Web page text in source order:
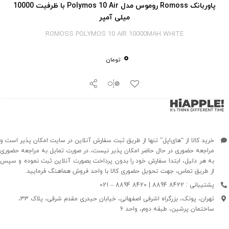
پاوربانک Romoss روموس مدل Polymos 10 Air با ظرفیت 10000
میلی آمپر
ROMOSS POLYMOS 10 AIR 10000MAH WHITE
0 تومان
خرید کالا از “های‌اپل” تنها از طریق ثبت سفارش آنلاین در سایت امکان پذیر است و
مراجعه حضوری در حال حاضر امکان پذیر نیست، در صورت تمایل به مراجعه حضوری
به هر دلیل، ابتدا سفارش خود را بدون پرداخت بصورت آنلاین ثبت نموده و سپس
از طریق تماس، جهت تحویل حضوری کالا با واحد فروش هماهنگ فرمایید.
پشتیبانی : 8422 8894 | 8420 8894 – 021
تهران، پونک، بزرگراه اشرفی اصفهانی، خیابان حیدری مقدم شرقی، پلاک 33،
ساختمان پرشین، طبقه دوم، واحد 6